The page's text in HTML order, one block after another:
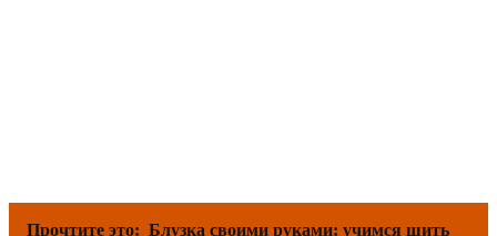
Прочтите это: Блузка своими руками: учимся шить